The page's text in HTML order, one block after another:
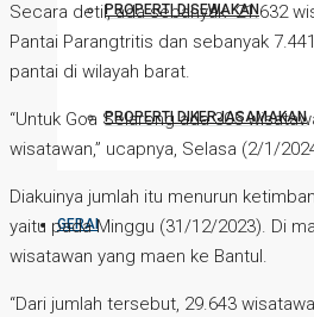
PROPERTI DISEWAKAN
PROPERTI DIKERJASAMAKAN
GERAI
Secara detil, ada sebanyak 21.632
Pantai Parangtritis dan sebanyak
pantai di wilayah barat.
“Untuk Goa Selarong ada 305
wisatawan,” ucapnya, Selasa (2/1/
Diakuinya jumlah itu menurun
yaitu pada Minggu (31/12/2023). Di
wisatawan yang maen ke Bantul.
“Dari jumlah tersebut, 29.643